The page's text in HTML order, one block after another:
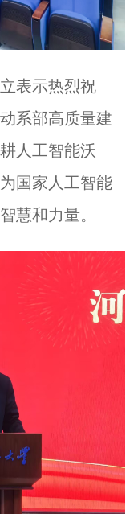
表示热烈祝
系部高质量建
人工智能沃
国家人工智能
慧和力量。